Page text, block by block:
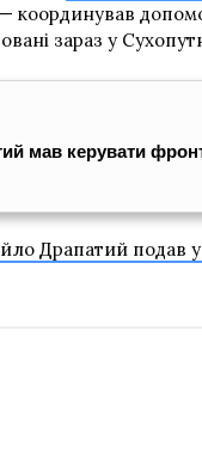
координував
зараз у
мав керувати
Драпатий подав у